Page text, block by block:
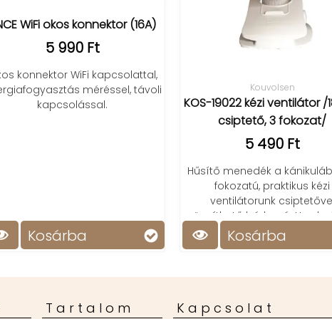
Kouvolsen
KOS-19022 kézi ventilátor /18 cm,
Hűsítő menedék a kánikulában! 3
kényelem a forró napokon.
Kosárba
Csillagos ég
Varázslatos
otthon, bluetooth
fényjátékkal és
távirányítóval –
világítás
Kosárba
Tartalom Kapcsolat